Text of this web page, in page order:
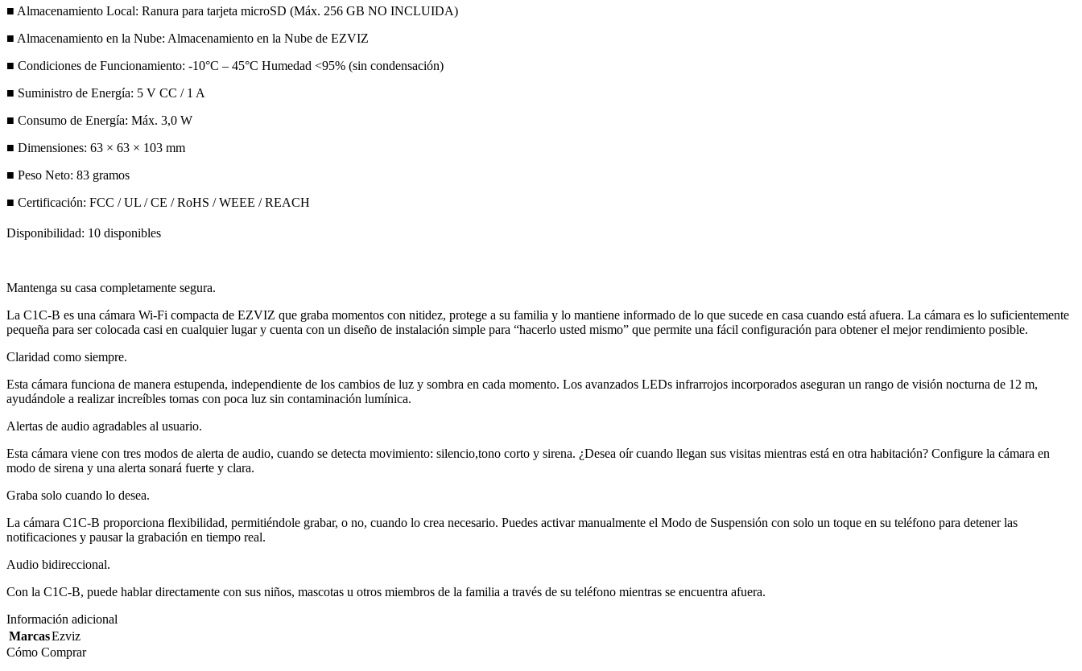
■ Almacenamiento Local: Ranura para tarjeta microSD (Máx. 256 GB NO INCLUIDA)
■ Almacenamiento en la Nube: Almacenamiento en la Nube de EZVIZ
■ Condiciones de Funcionamiento: -10°C – 45°C Humedad <95% (sin condensación)
■ Suministro de Energía: 5 V CC / 1 A
■ Consumo de Energía: Máx. 3,0 W
■ Dimensiones: 63 × 63 × 103 mm
■ Peso Neto: 83 gramos
■ Certificación: FCC / UL / CE / RoHS / WEEE / REACH
Disponibilidad: 10 disponibles
Mantenga su casa completamente segura.
La C1C-B es una cámara Wi-Fi compacta de EZVIZ que graba momentos con nitidez, protege a su familia y lo mantiene informado de lo que sucede en casa cuando está afuera. La cámara es lo suficientemente
pequeña para ser colocada casi en cualquier lugar y cuenta con un diseño de instalación simple para “hacerlo usted mismo” que permite una fácil configuración para obtener el mejor rendimiento posible.
Claridad como siempre.
Esta cámara funciona de manera estupenda, independiente de los cambios de luz y sombra en cada momento. Los avanzados LEDs infrarrojos incorporados aseguran un rango de visión nocturna de 12 m,
ayudándole a realizar increíbles tomas con poca luz sin contaminación lumínica.
Alertas de audio agradables al usuario.
Esta cámara viene con tres modos de alerta de audio, cuando se detecta movimiento: silencio,tono corto y sirena. ¿Desea oír cuando llegan sus visitas mientras está en otra habitación? Configure la cámara en
modo de sirena y una alerta sonará fuerte y clara.
Graba solo cuando lo desea.
La cámara C1C-B proporciona flexibilidad, permitiéndole grabar, o no, cuando lo crea necesario. Puedes activar manualmente el Modo de Suspensión con solo un toque en su teléfono para detener las
notificaciones y pausar la grabación en tiempo real.
Audio bidireccional.
Con la C1C-B, puede hablar directamente con sus niños, mascotas u otros miembros de la familia a través de su teléfono mientras se encuentra afuera.
Información adicional
MarcasEzviz
Cómo Comprar